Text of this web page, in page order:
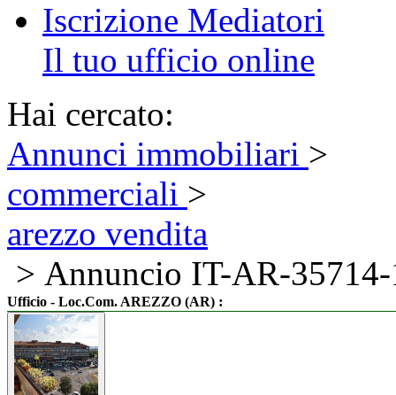
Iscrizione Mediatori
Il tuo ufficio online
Hai cercato:
Annunci immobiliari >
commerciali >
arezzo vendita
> Annuncio IT-AR-
Ufficio - Loc.Com. AREZZO (AR) :